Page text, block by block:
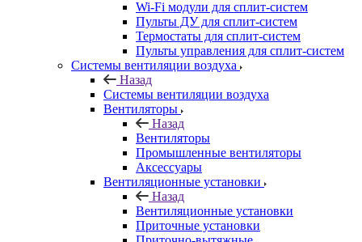
Wi-Fi модули для сплит-систем
Пульты ДУ для сплит-систем
Термостаты для сплит-систем
Пульты управления для сплит-систем
Системы вентиляции воздуха
Назад
Системы вентиляции воздуха
Вентиляторы
Назад
Вентиляторы
Промышленные вентиляторы
Аксессуары
Вентиляционные установки
Назад
Вентиляционные установки
Приточные установки